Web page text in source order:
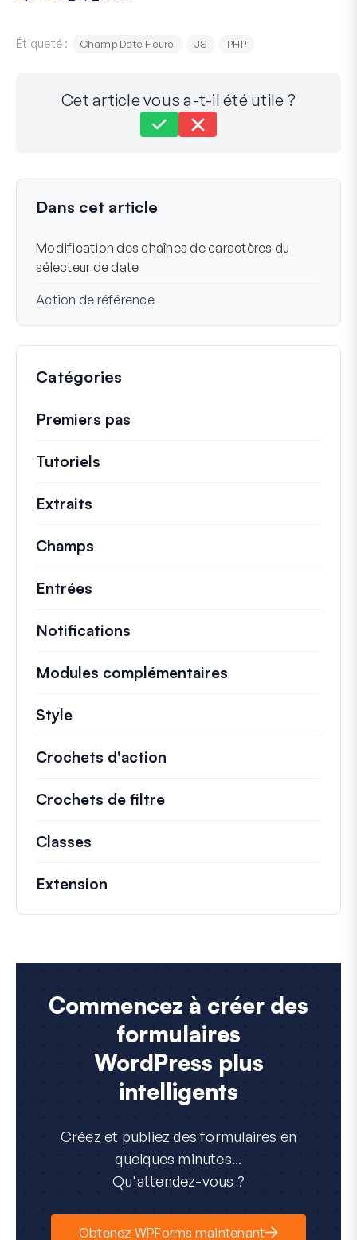
Étiqueté : Champ Date Heure JS PHP
Cet article vous a-t-il été utile ?
Dernière mise à jour le 22 mars 2024
Dans cet article
Modification des chaînes de caractères du
sélecteur de date
Action de référence
Catégories
Premiers pas
Tutoriels
Extraits
Champs
Entrées
Notifications
Modules complémentaires
Style
Crochets d'action
Crochets de filtre
Classes
Extension
Commencez à créer des
formulaires
WordPress plus
intelligents
Créez et publiez des formulaires en
quelques minutes...
Qu'attendez-vous ?
Obtenez WPForms maintenant